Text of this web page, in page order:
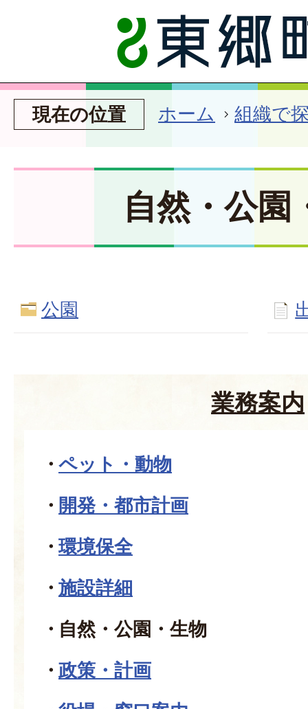
現在の位置 ホーム 組織で
自然・公園
公園
業務案内
ペット・動物
開発・都市計画
環境保全
施設詳細
自然・公園・生物
政策・計画